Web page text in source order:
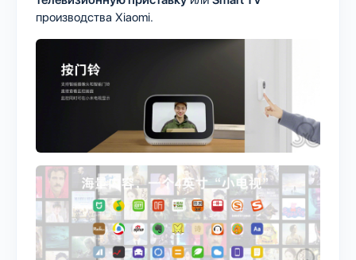
производства Xiaomi.